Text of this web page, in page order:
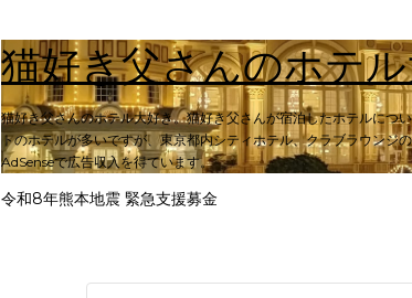
猫好き父さんのホテ
猫好き父さんのホテル大好き。猫好き父さんが宿泊したホテルにつ
トのホテルが多いですが、東京都内シティホテル、クラブラウン
AdSenseで広告収入を得ています。
令和8年熊本地震 緊急支援募金